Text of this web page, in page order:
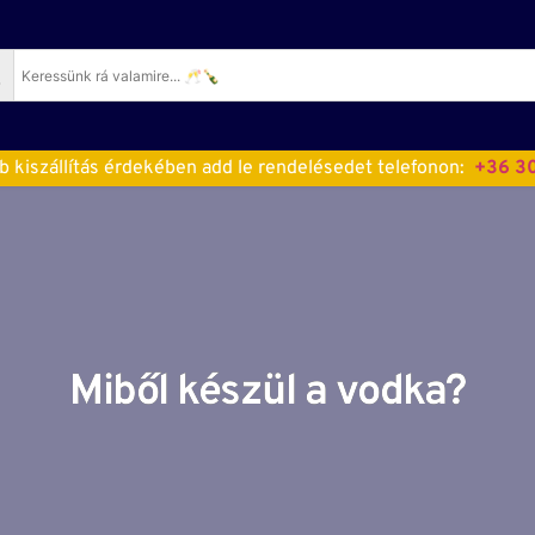
kiszállítás érdekében add le rendelésedet telefonon: +36
Miből készül a vodka?